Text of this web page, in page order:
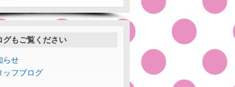
グもご覧ください
らせ
ッフブログ